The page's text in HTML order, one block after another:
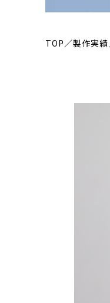
TOP 製作実績